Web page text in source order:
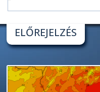
ELŐREJELZÉS